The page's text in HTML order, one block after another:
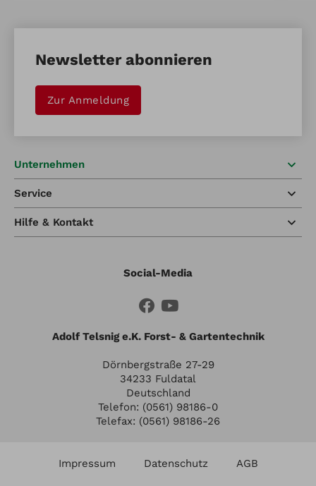
Newsletter abonnieren
Zur Anmeldung
Unternehmen
Service
Hilfe & Kontakt
Social-Media
Adolf Telsnig e.K. Forst- & Gartentechnik
Dörnbergstraße 27-29
34233 Fuldatal
Deutschland
Telefon: (0561) 98186-0
Telefax: (0561) 98186-26
Impressum Datenschutz AGB